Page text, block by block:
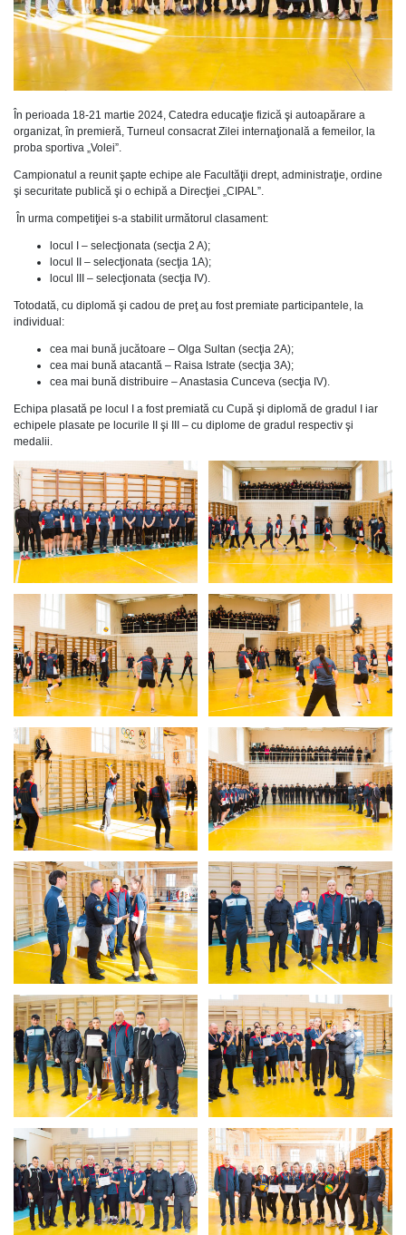
În perioada 18-21 martie 2024, Catedra educaţie fizică şi autoapărare a
organizat, în premieră, Turneul consacrat Zilei internaţională a femeilor, la
proba sportiva „Volei”.
Campionatul a reunit şapte echipe ale Facultăţii drept, administraţie, ordine
şi securitate publică şi o echipă a Direcţiei „CIPAL”.
În urma competiţiei s-a stabilit următorul clasament:
locul I – selecţionata (secţia 2 A);
locul II – selecţionata (secţia 1A);
locul III – selecţionata (secţia IV).
Totodată, cu diplomă şi cadou de preţ au fost premiate participantele, la
individual:
cea mai bună jucătoare – Olga Sultan (secţia 2A);
cea mai bună atacantă – Raisa Istrate (secţia 3A);
cea mai bună distribuire – Anastasia Cunceva (secţia IV).
Echipa plasată pe locul I a fost premiată cu Cupă şi diplomă de gradul I iar
echipele plasate pe locurile II şi III – cu diplome de gradul respectiv şi
medalii.